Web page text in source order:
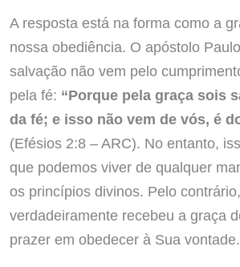
A resposta está na forma como a
nossa obediência. O apóstolo
salvação não vem pelo
pela fé: “Porque pela graça sois
da fé; e isso não vem de vós, é
(Efésios 2:8 – ARC). No entanto,
que podemos viver de qualquer
os princípios divinos. Pelo
verdadeiramente recebeu a graça
prazer em obedecer à Sua vontade.